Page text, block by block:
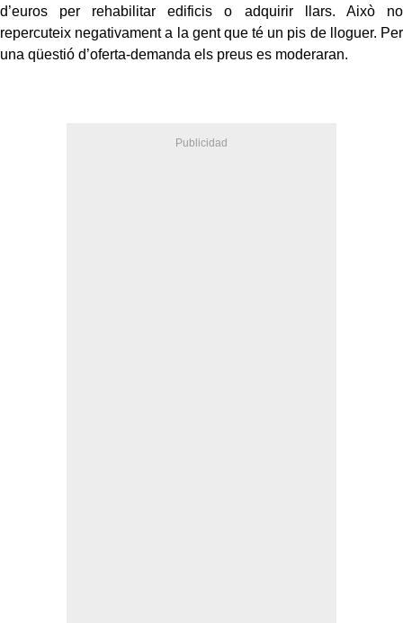
d’euros per rehabilitar edificis o adquirir llars. Això no
repercuteix negativament a la gent que té un pis de lloguer. Per
una qüestió d’oferta-demanda els preus es moderaran.